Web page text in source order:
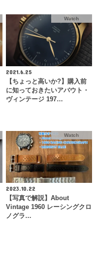
Watch
2021.6.25
【ちょっと高いか?】購入前
に知っておきたいアバウト・
ヴィンテージ 197…
Watch
2023.10.22
【写真で解説】About
Vintage 1960 レーシングクロ
ノグラ…